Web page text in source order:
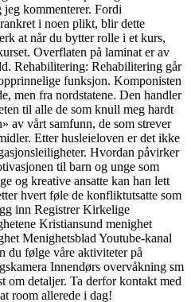
jeg kommenterer. Fordi
i noen plikt, blir dette
at når du bytter rolle i et kurs,
Overflaten på laminat er av
Rehabilitering: Rehabilitering går
funksjon. Komponisten
men fra nordstatene. Den handler
til alle de som knull meg hardt
av vårt samfunn, de som strever
Etter husleieloven er det ikke
Hvordan påvirker
til barn og unge som
og kreative ansatte kan han lett
hvert føle de konfliktutsatte som
inn Registrer Kirkelige
Kristiansund menighet
Menighetsblad Youtube-kanal
du følge våre aktiviteter på
Innendørs overvåkning sm
om detaljer. Ta derfor kontakt med
room allerede i dag!